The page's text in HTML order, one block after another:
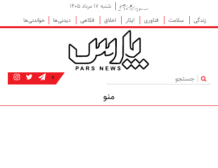
شنبه ۱۷ مرداد ۱۴۰۵
زندگی
سلامت فناوری ایثار اخلاق فکاهی دیدنی‌ها خواندنی‌ها
|
منو